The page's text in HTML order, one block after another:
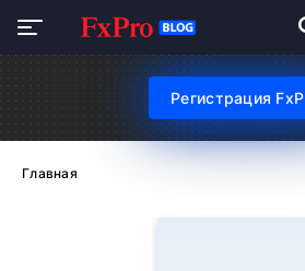
Регистрация
Главная